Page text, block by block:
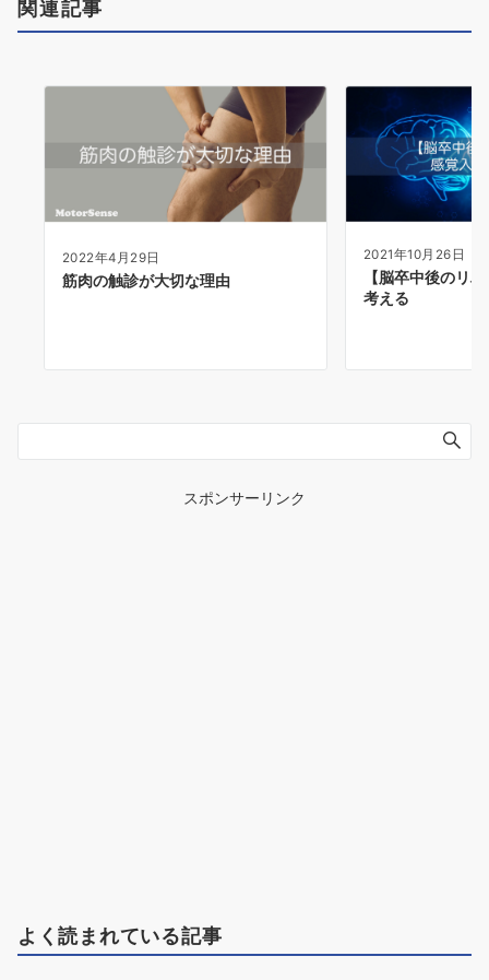
関連記事
2022年4月29日
筋肉の触診が大切な理由
2021年10月26日
【脳卒中後のリ
考える
スポンサーリンク
よく読まれている記事